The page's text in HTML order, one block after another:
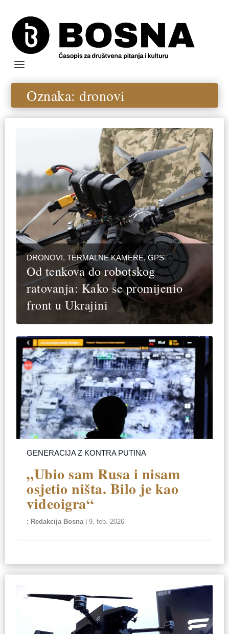
Oznaka:dronovi
DRONOVI, TERMALNE KAMERE, GPS
Od tenkova do robotskog
ratovanja: Kako se promijenio
front u Ukrajini
GENERACIJA Z KONTRA PUTINA
„Ubio sam Rusa i nisam
osjetio ništa. Bilo je kao
videoigra“
Redakcija Bosna|9. feb. 2026.